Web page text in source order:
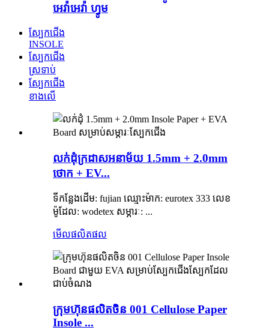
អេវ៉ាអេវ៉ា ហ្វូម
ស្បែកជើង
INSOLE
ស្បែកជើង
ស្រទាប់
ស្បែកជើង
ខាងលើ
លក់ដុំក្រដាសអនាម័យ 1.5mm + 2.0mm
ថោក + EV...
ទីកន្លែងដើម: fujian ឈ្មោះម៉ាក: eurotex 333 លេខ
ម៉ូដែល: wodetex សម្ភារៈ: ...
មើលផលិតផល
ក្រុមហ៊ុនផលិតចិន 001 Cellulose Paper
Insole ...